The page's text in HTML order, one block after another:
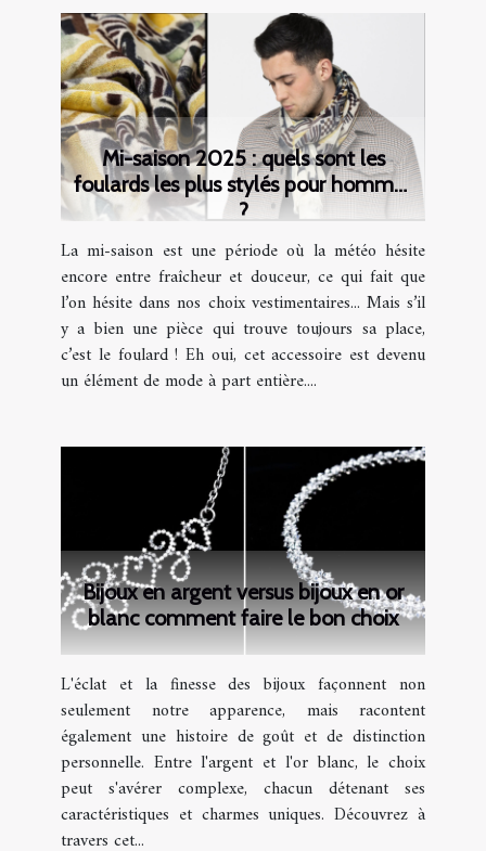
Mi-saison 2025 : quels sont les
foulards les plus stylés pour hommes
?
La mi-saison est une période où la météo hésite
encore entre fraîcheur et douceur, ce qui fait que
l’on hésite dans nos choix vestimentaires... Mais s’il
y a bien une pièce qui trouve toujours sa place,
c’est le foulard ! Eh oui, cet accessoire est devenu
un élément de mode à part entière....
Bijoux en argent versus bijoux en or
blanc comment faire le bon choix
L'éclat et la finesse des bijoux façonnent non
seulement notre apparence, mais racontent
également une histoire de goût et de distinction
personnelle. Entre l'argent et l'or blanc, le choix
peut s'avérer complexe, chacun détenant ses
caractéristiques et charmes uniques. Découvrez à
travers cet...